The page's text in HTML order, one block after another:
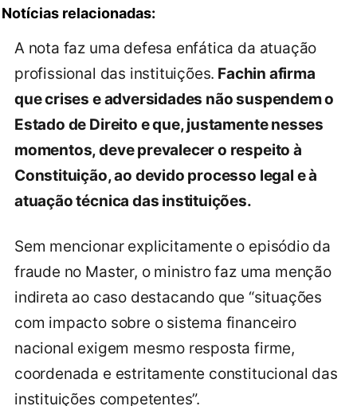
Notícias relacionadas:
A nota faz uma defesa enfática da atuação
profissional das instituições. Fachin afirma
que crises e adversidades não suspendem o
Estado de Direito e que, justamente nesses
momentos, deve prevalecer o respeito à
Constituição, ao devido processo legal e à
atuação técnica das instituições.
Sem mencionar explicitamente o episódio da
fraude no Master, o ministro faz uma menção
indireta ao caso destacando que “situações
com impacto sobre o sistema financeiro
nacional exigem mesmo resposta firme,
coordenada e estritamente constitucional das
instituições competentes”.